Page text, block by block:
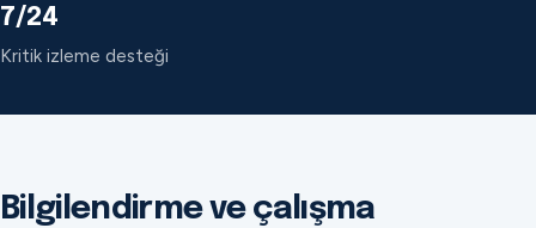
7/24
Kritik izleme desteği
Bilgilendirme ve çalışma